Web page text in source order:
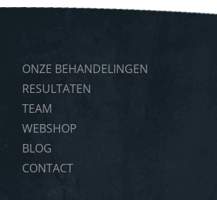
ONZE BEHANDELINGEN
RESULTATEN
TEAM
WEBSHOP
BLOG
CONTACT